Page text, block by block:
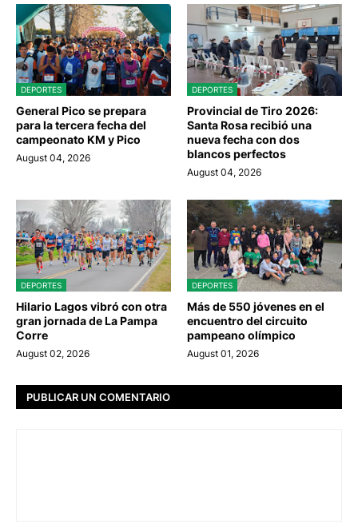
DEPORTES
General Pico se prepara
para la tercera fecha del
campeonato KM y Pico
August 04, 2026
DEPORTES
Provincial de Tiro 2026:
Santa Rosa recibió una
nueva fecha con dos
blancos perfectos
August 04, 2026
DEPORTES
Hilario Lagos vibró con otra
gran jornada de La Pampa
Corre
August 02, 2026
DEPORTES
Más de 550 jóvenes en el
encuentro del circuito
pampeano olímpico
August 01, 2026
PUBLICAR UN COMENTARIO